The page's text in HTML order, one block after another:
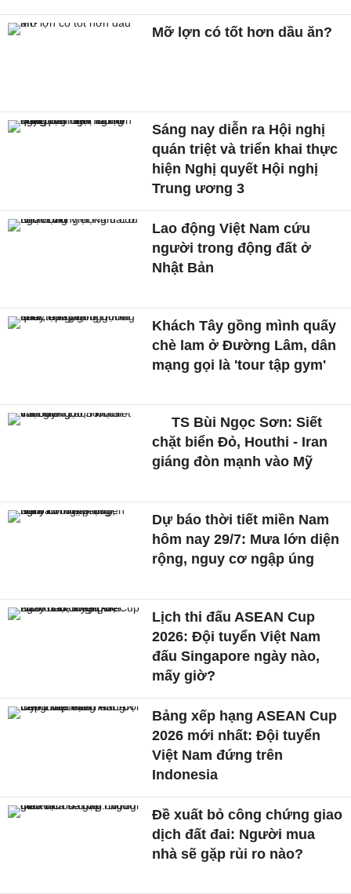
Mỡ lợn có tốt hơn dầu ăn?
Sáng nay diễn ra Hội nghị
quán triệt và triển khai thực
hiện Nghị quyết Hội nghị
Trung ương 3
Lao động Việt Nam cứu
người trong động đất ở
Nhật Bản
Khách Tây gồng mình quấy
chè lam ở Đường Lâm, dân
mạng gọi là 'tour tập gym'
TS Bùi Ngọc Sơn: Siết
chặt biển Đỏ, Houthi - Iran
giáng đòn mạnh vào Mỹ
Dự báo thời tiết miền Nam
hôm nay 29/7: Mưa lớn diện
rộng, nguy cơ ngập úng
Lịch thi đấu ASEAN Cup
2026: Đội tuyển Việt Nam
đấu Singapore ngày nào,
mấy giờ?
Bảng xếp hạng ASEAN Cup
2026 mới nhất: Đội tuyển
Việt Nam đứng trên
Indonesia
Đề xuất bỏ công chứng giao
dịch đất đai: Người mua
nhà sẽ gặp rủi ro nào?